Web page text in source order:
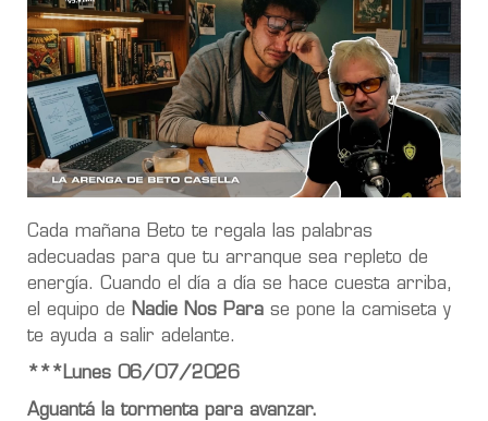
Cada mañana Beto te regala las palabras
adecuadas para que tu arranque sea repleto de
energía. Cuando el día a día se hace cuesta arriba,
el equipo de
Nadie Nos Para se pone la camiseta y
te ayuda a salir adelante.
***Lunes 06/07/2026
Aguantá la tormenta para avanzar.